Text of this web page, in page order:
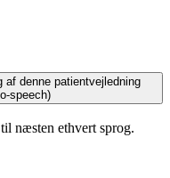
denne patientvejledning
speech)
næsten ethvert sprog.